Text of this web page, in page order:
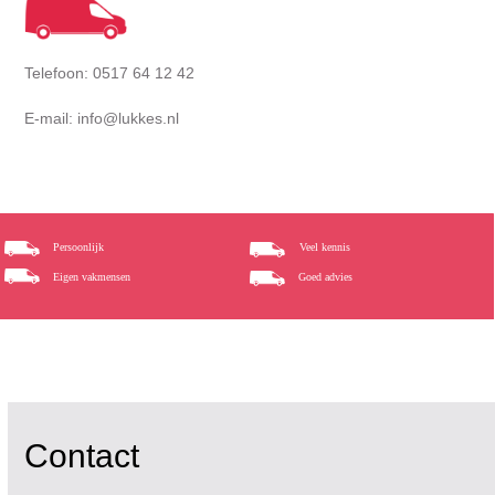
Telefoon: 0517 64 12 42
E-mail: info@lukkes.nl
Persoonlijk
Eigen vakmensen
Veel kennis
Goed advies
Contact